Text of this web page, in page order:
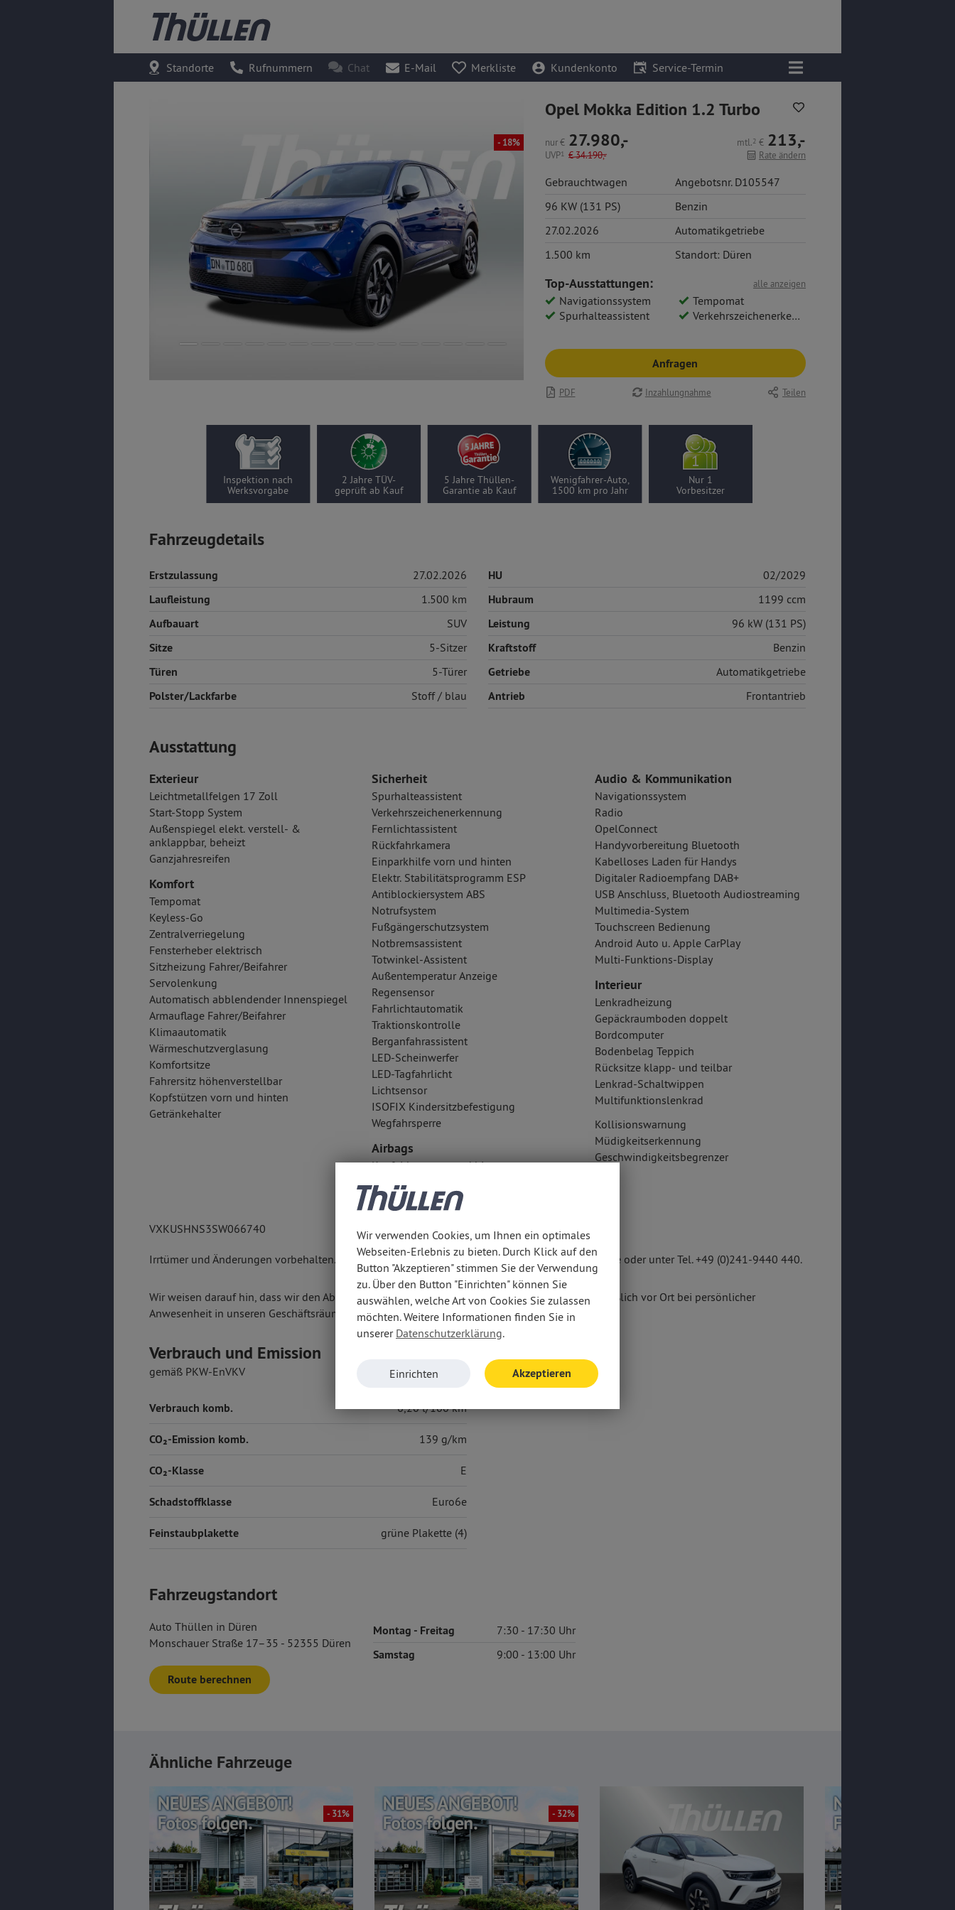
Standorte Rufnummern Chat E-Mail Merkliste Kundenkonto Service-Termin
- 18%
Opel Mokka Edition 1.2 Turbo
nur € 27.980,-
UVP1 €34.190,-
mtl.2 € 213,-
Rate ändern
Gebrauchtwagen
Angebotsnr. D105547
96 KW (131 PS)
Benzin
27.02.2026
Automatikgetriebe
1.500 km
Standort: Düren
alle anzeigen
Top-Ausstattungen:
Navigationssystem
Tempomat
Spurhalteassistent
Verkehrszeichenerkennung
Anfragen
PDF Inzahlungnahme Teilen
Inspektion nach
Werksvorgabe
2 Jahre TÜV-
geprüft ab Kauf
5 Jahre Thüllen-
Garantie ab Kauf
Wenigfahrer-Auto,
1500 km pro Jahr
Nur 1
Vorbesitzer
Fahrzeugdetails
Erstzulassung 27.02.2026
Laufleistung 1.500 km
Aufbauart SUV
Sitze 5-Sitzer
Türen 5-Türer
Polster/Lackfarbe Stoff/ blau
HU 02/2029
Hubraum 1199 ccm
Leistung 96 kW (131 PS)
Kraftstoff Benzin
Getriebe Automatikgetriebe
Antrieb Frontantrieb
Ausstattung
Exterieur
Leichtmetallfelgen 17 Zoll
Start-Stopp System
Außenspiegel elekt. verstell- &
anklappbar, beheizt
Ganzjahresreifen
Komfort
Tempomat
Keyless-Go
Zentralverriegelung
Fensterheber elektrisch
Sitzheizung Fahrer/Beifahrer
Servolenkung
Automatisch abblendender Innenspiegel
Armauflage Fahrer/Beifahrer
Klimaautomatik
Wärmeschutzverglasung
Komfortsitze
Fahrersitz höhenverstellbar
Kopfstützen vorn und hinten
Getränkehalter
Sicherheit
Spurhalteassistent
Verkehrszeichenerkennung
Fernlichtassistent
Rückfahrkamera
Einparkhilfe vorn und hinten
Elektr. Stabilitätsprogramm ESP
Antiblockiersystem ABS
Notrufsystem
Fußgängerschutzsystem
Notbremsassistent
Totwinkel-Assistent
Außentemperatur Anzeige
Regensensor
Fahrlichtautomatik
Traktionskontrolle
Berganfahrassistent
LED-Scheinwerfer
LED-Tagfahrlicht
Lichtsensor
ISOFIX Kindersitzbefestigung
Wegfahrsperre
Airbags
Kopfairbag vorn und hinten
Seitenairbag vorn
Fahrer- /Beifahrerairbag
Audio & Kommunikation
Navigationssystem
Radio
OpelConnect
Handyvorbereitung Bluetooth
Kabelloses Laden für Handys
Digitaler Radioempfang DAB+
USB Anschluss, Bluetooth Audiostreaming
Multimedia-System
Touchscreen Bedienung
Android Auto u. Apple CarPlay
Multi-Funktions-Display
Interieur
Lenkradheizung
Gepäckraumboden doppelt
Bordcomputer
Bodenbelag Teppich
Rücksitze klapp- und teilbar
Lenkrad-Schaltwippen
Multifunktionslenkrad
Kollisionswarnung
Müdigkeitserkennung
Geschwindigkeitsbegrenzer
VXKUSHNS3SW066740
Irrtümer und Änderungen vorbehalten. Weitere Informationen erhalten Sie unter www.thuellen.de oder unter Tel. +49 (0)241-9440 440.
Wir weisen darauf hin, dass wir den Abschluss eines Kaufvertrages zu diesem Angebot ausschließlich vor Ort bei persönlicher
Anwesenheit in unseren Geschäftsräumen anbieten.
Verbrauch und Emission
gemäß PKW-EnVKV
Verbrauch komb. 6,20 l/100 km
CO₂-Emission komb. 139 g/km
CO₂-Klasse E
Schadstoffklasse Euro6e
Feinstaubplakette grüne Plakette (4)
Fahrzeugstandort
Auto Thüllen in Düren
Monschauer Straße 17–35 - 52355 Düren
Route berechnen
Montag - Freitag 7:30 17:30
Samstag 9:00 13:00
Ähnliche Fahrzeuge
- 31% - 32%
Wir verwenden Cookies, um Ihnen ein optimales
Webseiten-Erlebnis zu bieten. Durch Klick auf den
Button "Akzeptieren" stimmen Sie der Verwendung
zu. Über den Button "Einrichten" können Sie
auswählen, welche Art von Cookies Sie zulassen
möchten. Weitere Informationen finden Sie in
unserer Datenschutzerklärung.
Einrichten Akzeptieren